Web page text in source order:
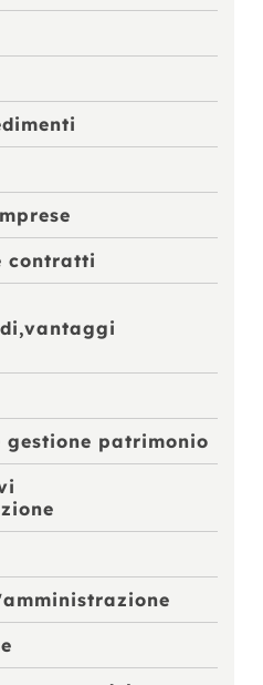
contratti
gestione patrimonio